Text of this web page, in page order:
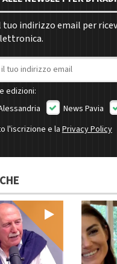
tuo indirizzo email per
edizioni:
News Pavia
l'iscrizione e laPrivacy Policy